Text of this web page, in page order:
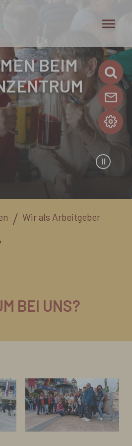
BEIM
Wir als Arbeitgeber
BEI UNS?